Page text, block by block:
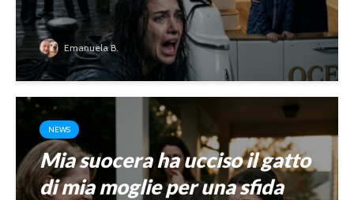
Emanuela B.
NEWS
Mia suocera ha ucciso il gatto
di mia moglie per una sfida